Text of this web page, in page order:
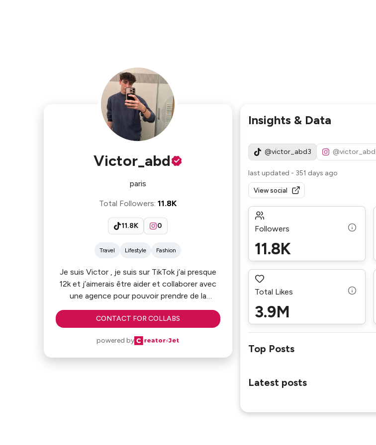
Victor_abd
paris
Total Followers: 11.8K
11.8K 0
Travel Lifestyle Fashion
Je suis Victor , je suis sur TikTok j’ai presque
12k et j’aimerais être aider et collaborer avec
une agence pour pouvoir prendre de la
visibilité .
CONTACT FOR COLLABS
powered by
Insights & Data
@victor_abd3 @victor_abd_
last updated - 351 days ago
View social
Followers
11.8K
Total Likes
3.9M
Top Posts
Latest posts